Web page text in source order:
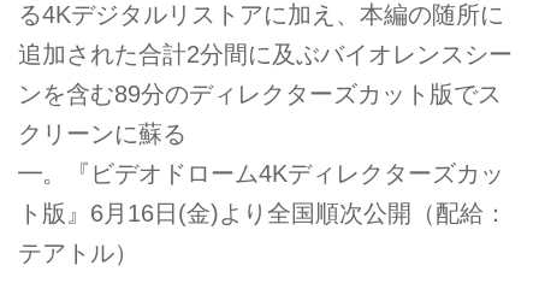
る4Kデジタルリストアに加え、本編の随所に
追加された合計2分間に及ぶバイオレンスシー
ンを含む89分のディレクターズカット版でス
クリーンに蘇る
━。『ビデオドローム4Kディレクターズカッ
ト版』6月16日(金)より全国順次公開（配給：
テアトル）